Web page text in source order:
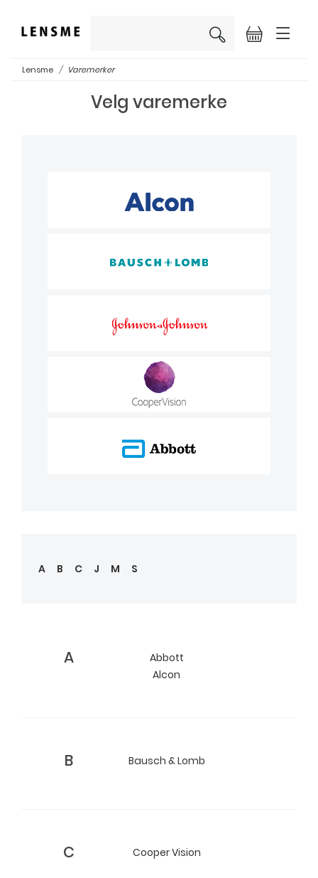
×
Lensme Varemerker
Velg varemerke
A B C J M S
A
Abbott
Alcon
B Bausch & Lomb
C Cooper Vision